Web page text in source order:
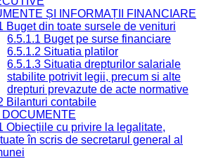
ȘI INFORMAȚII FINANCIARE
Buget din toate sursele de venituri
6.5.1.1 Buget pe surse financiare
6.5.1.2 Situatia platilor
6.5.1.3 Situatia drepturilor salariale
stabilite potrivit legii, precum si alte
drepturi prevazute de acte normative
Bilanturi contabile
DOCUMENTE
Obiecțiile cu privire la legalitate,
în scris de secretarul general al